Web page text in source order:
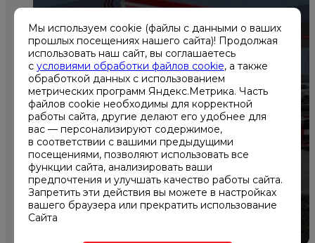
Основное и резервное
электроснабжение АЗС
«Лукойл»
Мы используем cookie (файлы с данными о ваших
прошлых посещениях нашего сайта)! Продолжая
использовать наш сайт, вы соглашаетесь
с условиями обработки файлов cookie, а также
обработкой данных с использованием
метрических программ Яндекс.Метрика. Часть
файлов cookie необходимы для корректной
работы сайта, другие делают его удобнее для
вас — персонализируют содержимое,
в соответствии с вашими предыдущими
посещениями, позволяют использовать все
функции сайта, анализировать ваши
предпочтения и улучшать качество работы сайта.
Запретить эти действия вы можете в настройках
вашего браузера или прекратить использование
Сайта